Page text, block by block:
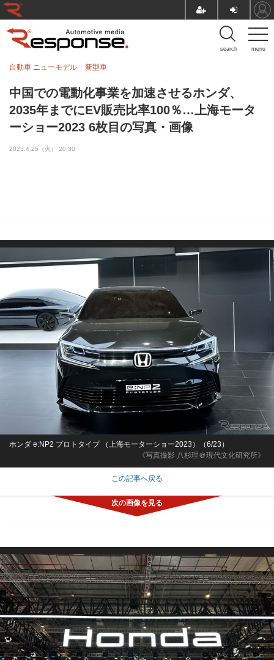
menu
search
中国での電動化事業を加速させるホンダ、
2035年までにEV販売比率100％…上海モータ
ーショー2023 6枚目の写真・画像
自動車 ニューモデル 新型車
2023.4.25（火） 20:30
《写真撮影 八杉理＠現代文化研究所》
ホンダ e:NP2 プロトタイプ （上海モーターショー2023）（6/23）
この記事へ戻る